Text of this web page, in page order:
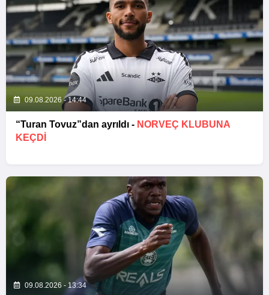
09.08.2026 - 14:44
“Turan Tovuz”dan ayrıldı - NORVEÇ KLUBUNA
KEÇDİ
09.08.2026 - 13:34